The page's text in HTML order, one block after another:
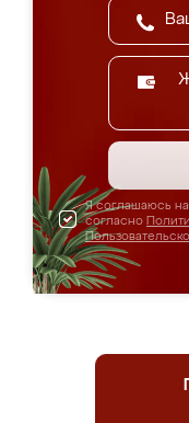
Я соглашаюсь
согласно